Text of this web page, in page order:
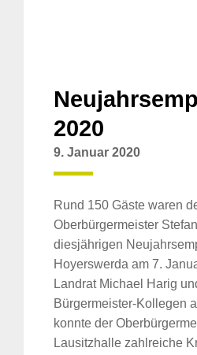
2020
9. Januar 2020
Rund 150 Gäste waren
Oberbürgermeister
diesjährigen
Hoyerswerda am 7.
Landrat Michael Harig
Bürgermeister-Kollegen
konnte der
Lausitzhalle zahlreiche